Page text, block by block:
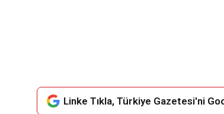
Linke Tıkla, Türkiye Gazetesi'ni